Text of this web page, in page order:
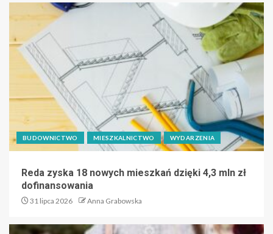
BUDOWNICTWO MIESZKALNICTWO WYDARZENIA
Reda zyska 18 nowych mieszkań dzięki 4,3 mln zł
dofinansowania
31 lipca 2026 Anna Grabowska